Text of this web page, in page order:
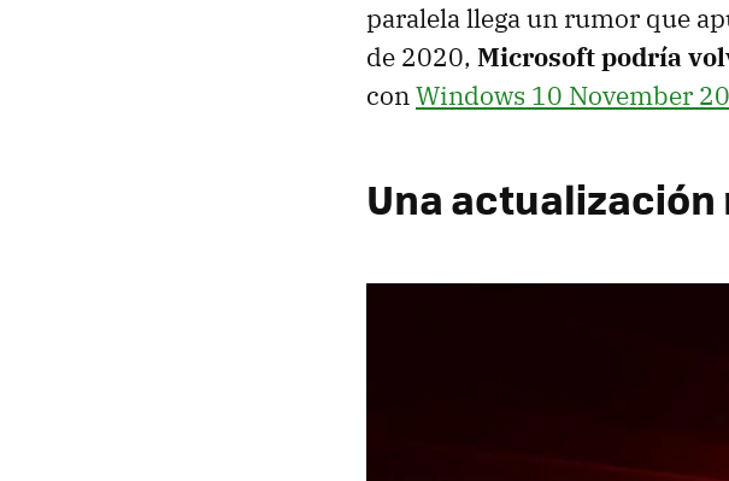
paralela llega un rumor que
de 2020, Microsoft podría
conWindows 10 November
Una actualización